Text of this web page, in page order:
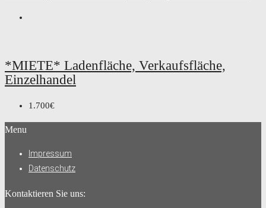
*MIETE* Ladenfläche, Verkaufsfläche,
Einzelhandel
1.700€
Menu
Impressum
Datenschutz
Kontaktieren Sie uns: